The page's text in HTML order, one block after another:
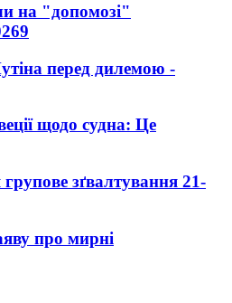
на "допомозі"
перед дилемою -
щодо судна: Це
зґвалтування 21-
про мирні